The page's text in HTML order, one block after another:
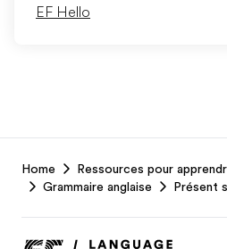
EF Hello
Footer
Home
Ressources pour
Grammaire anglaise
Présent